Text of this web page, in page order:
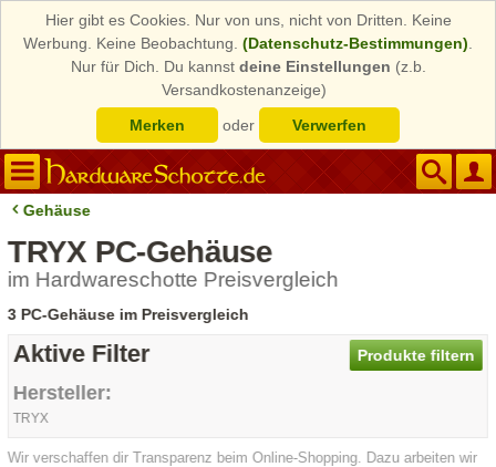
Hier gibt es Cookies. Nur von uns, nicht von Dritten. Keine
Werbung. Keine Beobachtung. (Datenschutz-Bestimmungen)
Nur für Dich. Du kannst deine Einstellungen (z.b.
Versandkostenanzeige)
Merken
oder Verwerfen
Gehäuse
TRYX PC-Gehäuse
im Hardwareschotte Preisvergleich
3 PC-Gehäuse im Preisvergleich
Produkte filtern
Aktive Filter
Hersteller:
TRYX
Wir verschaffen dir Transparenz beim Online-Shopping. Dazu arbeiten wir